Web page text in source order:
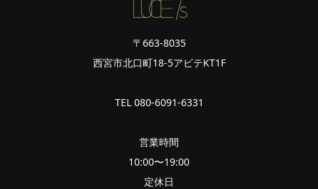
〒663-8035
西宮市北口町18-5アビテKT1F
TEL 080-6091-6331
営業時間
10:00〜19:00
定休日